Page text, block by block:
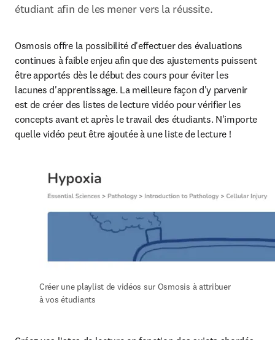
étudiant afin de les mener vers la réussite.
Osmosis offre la possibilité d'effectuer des évaluations
continues à faible enjeu afin que des ajustements puissent
être apportés dès le début des cours pour éviter les
lacunes d'apprentissage. La meilleure façon d'y parvenir
est de créer des listes de lecture vidéo pour vérifier les
concepts avant et après le travail des étudiants. N'importe
quelle vidéo peut être ajoutée à une liste de lecture !
Créer une playlist de vidéos sur Osmosis à attribuer
à vos étudiants